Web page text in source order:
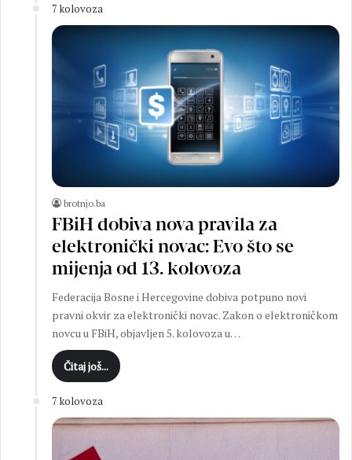
7 kolovoza
brotnjo.ba
FBiH dobiva nova pravila za
elektronički novac: Evo što se
mijenja od 13. kolovoza
Federacija Bosne i Hercegovine dobiva potpuno novi
pravni okvir za elektronički novac. Zakon o elektroničkom
novcu u FBiH, objavljen 5. kolovoza u…
Čitaj još...
7 kolovoza